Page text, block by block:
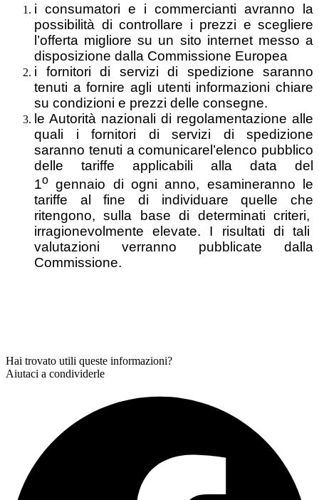
i consumatori e i commercianti avranno la
possibilità di controllare i prezzi e scegliere
l’offerta migliore su un sito internet messo a
disposizione dalla Commissione Europea
i fornitori di servizi di spedizione saranno
tenuti a fornire agli utenti informazioni chiare
su condizioni e prezzi delle consegne.
le Autorità nazionali di regolamentazione alle
quali i fornitori di servizi di spedizione
saranno tenuti a comunicarel’elenco pubblico
delle tariffe applicabili alla data del
1o gennaio di ogni anno, esamineranno le
tariffe al fine di individuare quelle che
ritengono, sulla base di determinati criteri,
irragionevolmente elevate. I risultati di tali
valutazioni verranno pubblicate dalla
Commissione.
Hai trovato utili queste informazioni?
Aiutaci a condividerle